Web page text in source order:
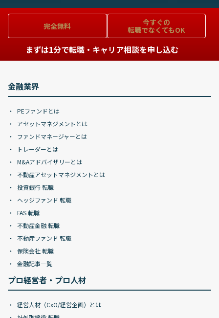
完全無料
今すぐの
転職でなくてもOK
まずは1分で転職・キャリア相談を申し込む
金融業界
PEファンドとは
アセットマネジメントとは
ファンドマネージャーとは
トレーダーとは
M&Aアドバイザリーとは
不動産アセットマネジメントとは
投資銀行 転職
ヘッジファンド 転職
FAS 転職
不動産金融 転職
不動産ファンド 転職
保険会社 転職
金融記事一覧
プロ経営者・プロ人材
経営人材（CxO/経営企画）とは